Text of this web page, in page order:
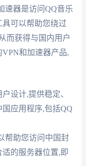
速器是访问QQ音乐
可以帮助您绕过
而获得与国内用户
和加速器产品,
设计,提供稳定、
应用程序,包括QQ
帮助您访问中国封
的服务器位置,即